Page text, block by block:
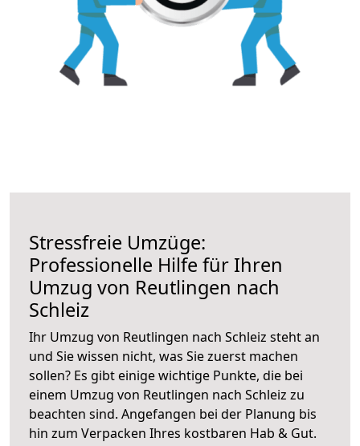
Stressfreie Umzüge:
Professionelle Hilfe für Ihren
Umzug von Reutlingen nach
Schleiz
Ihr Umzug von Reutlingen nach Schleiz steht an
und Sie wissen nicht, was Sie zuerst machen
sollen? Es gibt einige wichtige Punkte, die bei
einem Umzug von Reutlingen nach Schleiz zu
beachten sind. Angefangen bei der Planung bis
hin zum Verpacken Ihres kostbaren Hab & Gut.